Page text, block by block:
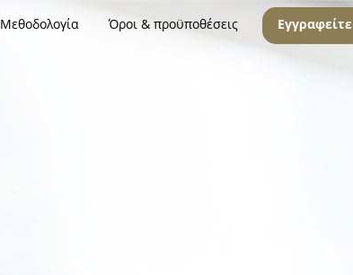
Μεθοδολογία Όροι & προϋποθέσεις Εγγραφείτε